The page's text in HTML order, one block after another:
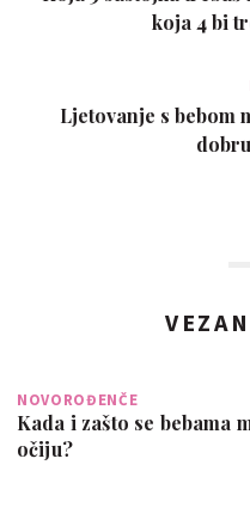
koja 4 bi
Ljetovanje s bebom
NOVOROĐENČE
Kada i zašto se bebama
očiju?